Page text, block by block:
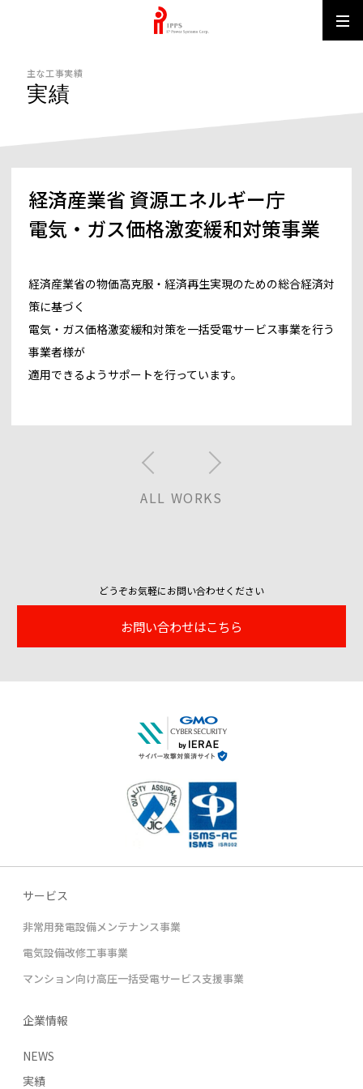
IPPS
主な工事実績
実績
経済産業省 資源エネルギー庁
電気・ガス価格激変緩和対策事業
経済産業省の物価高克服・経済再生実現のための総合経済対
策に基づく
電気・ガス価格激変緩和対策を一括受電サービス事業を行う
事業者様が
適用できるようサポートを行っています。
ALL WORKS
どうぞお気軽にお問い合わせください
お問い合わせはこちら
サービス
非常用発電設備メンテナンス事業
電気設備改修工事事業
マンション向け高圧一括受電サービス支援事業
企業情報
NEWS
実績